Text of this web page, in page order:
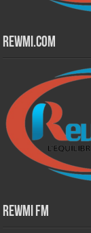
Rewmi.Com
Rewmi Fm